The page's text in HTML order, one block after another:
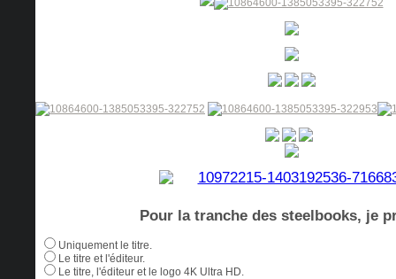
Pour la tranche des steelbooks, je
Uniquement le titre.
Le titre et l'éditeur.
Le titre, l'éditeur et le logo 4K Ultra HD.